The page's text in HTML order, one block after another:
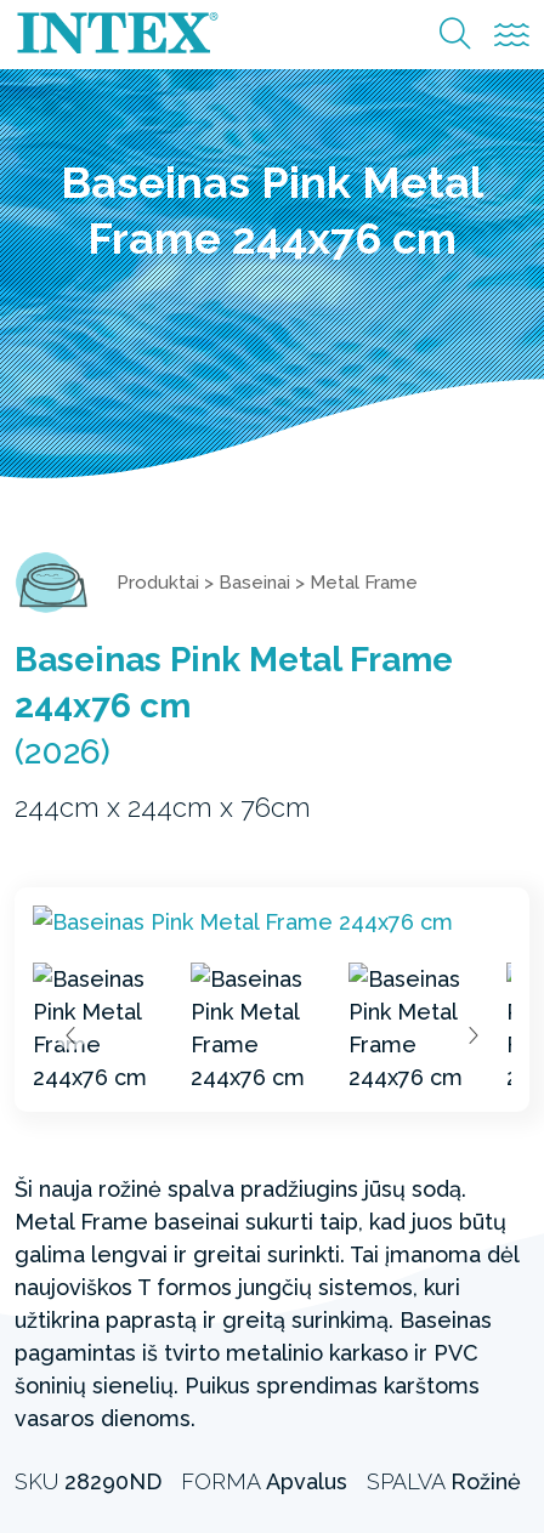
Baseinas Pink Metal
Frame 244x76 cm
Produktai > Baseinai > Metal Frame
Baseinas Pink Metal Frame
244x76 cm
(2026)
244cm x 244cm x 76cm
Ši nauja rožinė spalva pradžiugins jūsų sodą.
Metal Frame baseinai sukurti taip, kad juos būtų
galima lengvai ir greitai surinkti. Tai įmanoma dėl
naujoviškos T formos jungčių sistemos, kuri
užtikrina paprastą ir greitą surinkimą. Baseinas
pagamintas iš tvirto metalinio karkaso ir PVC
šoninių sienelių. Puikus sprendimas karštoms
vasaros dienoms.
SKU 28290ND FORMAApvalus SPALVA Rožinė